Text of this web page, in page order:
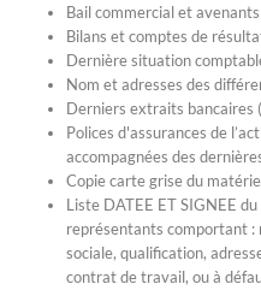
Bail commercial et
Bilans et comptes de
Dernière situation
Nom et adresses des
Derniers extraits bancaires
Polices d'assurances de
accompagnées des
Copie carte grise du
Liste DATEE ET SIGNEE
représentants comportant :
sociale, qualification,
contrat de travail, ou à